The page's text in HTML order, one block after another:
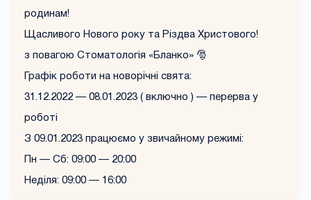
родинам!
Щасливого Нового року та Різдва Христового!
з повагою Стоматологія «Бланко» 🎅
Графік роботи на новорічні свята:
31.12.2022 — 08.01.2023 ( включно ) — перерва у
роботі
З 09.01.2023 працюємо у звичайному режимі:
Пн — Сб: 09:00 — 20:00
Неділя: 09:00 — 16:00